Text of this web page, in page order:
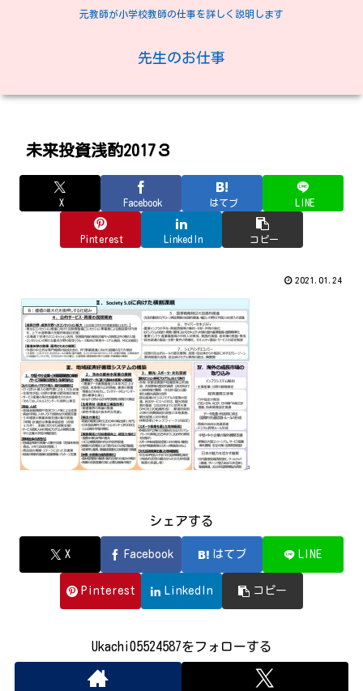
元教師が小学校教師の仕事を詳しく説明します
先生のお仕事
未来投資浅酌2017３
X Facebook はてブ LINE
Pinterest LinkedIn コピー
2021.01.24
シェアする
X Facebook はてブ LINE
Pinterest LinkedIn コピー
Ukachi05524587をフォローする